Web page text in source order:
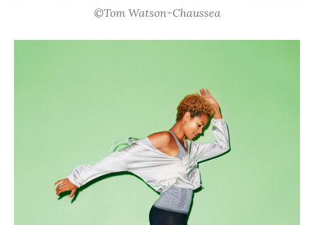
©Tom Watson-Chaussea